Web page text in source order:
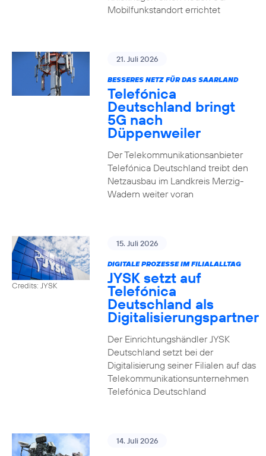
Mobilfunkstandort errichtet
21. Juli 2026
BESSERES NETZ FÜR DAS SAARLAND
Telefónica
Deutschland bringt
5G nach
Düppenweiler
Der Telekommunikationsanbieter
Telefónica Deutschland treibt den
Netzausbau im Landkreis Merzig-
Wadern weiter voran
Credits: JYSK
15. Juli 2026
DIGITALE PROZESSE IM FILIALALLTAG
JYSK setzt auf
Telefónica
Deutschland als
Digitalisierungspartner
Der Einrichtungshändler JYSK
Deutschland setzt bei der
Digitalisierung seiner Filialen auf das
Telekommunikationsunternehmen
Telefónica Deutschland
14. Juli 2026